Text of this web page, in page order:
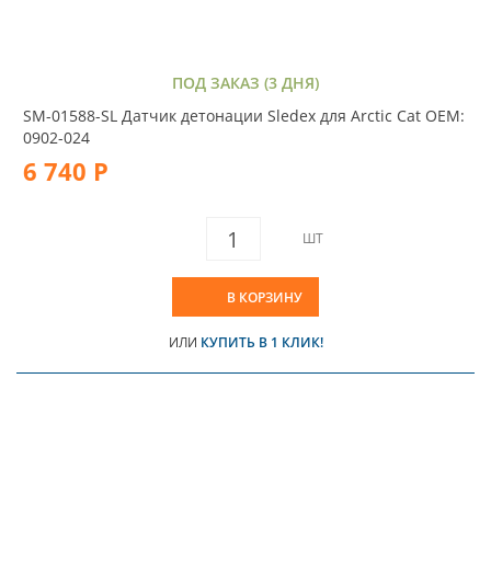
ПОД ЗАКАЗ (3 ДНЯ)
SM-01588-SL Датчик детонации Sledex для Arctic Cat OEM:
0902-024
6 740 Р
ШТ
В КОРЗИНУ
ИЛИ КУПИТЬ В 1 КЛИК!